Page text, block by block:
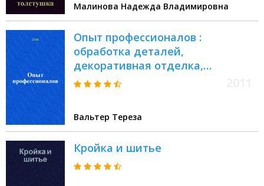
Малинова Надежда Владимировна
Опыт профессионалов :
обработка деталей,
декоративная отделка,
аксессуары : перевод с
Вальтер Тереза
Кройка и шитье